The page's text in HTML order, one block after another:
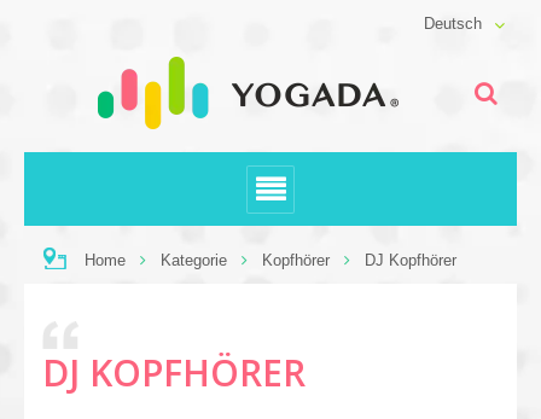
Deutsch
Home Kategorie Kopfhörer DJ Kopfhörer
DJ KOPFHÖRER